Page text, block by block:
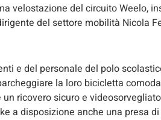
velostazione del circuito Weelo,
del settore mobilità Nicola
e del personale del polo
la loro bicicletta
ricovero sicuro e
a disposizione anche una presa